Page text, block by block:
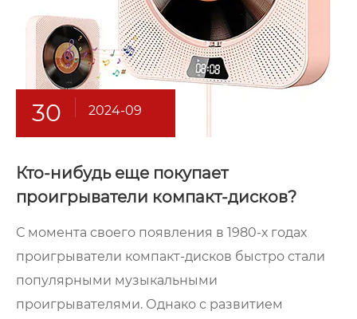
30 2024-09
Кто-нибудь еще покупает
проигрыватели компакт-дисков?
С момента своего появления в 1980-х годах
проигрыватели компакт-дисков быстро стали
популярными музыкальными
проигрывателями. Однако с развитием